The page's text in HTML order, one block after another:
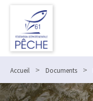
Accueil > Documents >